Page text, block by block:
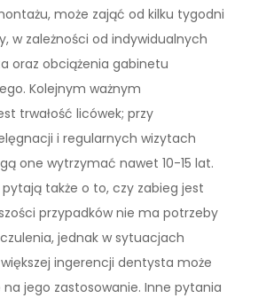
może zająć od kilku tygodni
w zależności od indywidualnych
oraz obciążenia gabinetu
Kolejnym ważnym
trwałość licówek; przy
i regularnych wizytach
one wytrzymać nawet 10-15 lat.
także o to, czy zabieg jest
przypadków nie ma potrzeby
jednak w sytuacjach
ingerencji dentysta może
jego zastosowanie. Inne pytania